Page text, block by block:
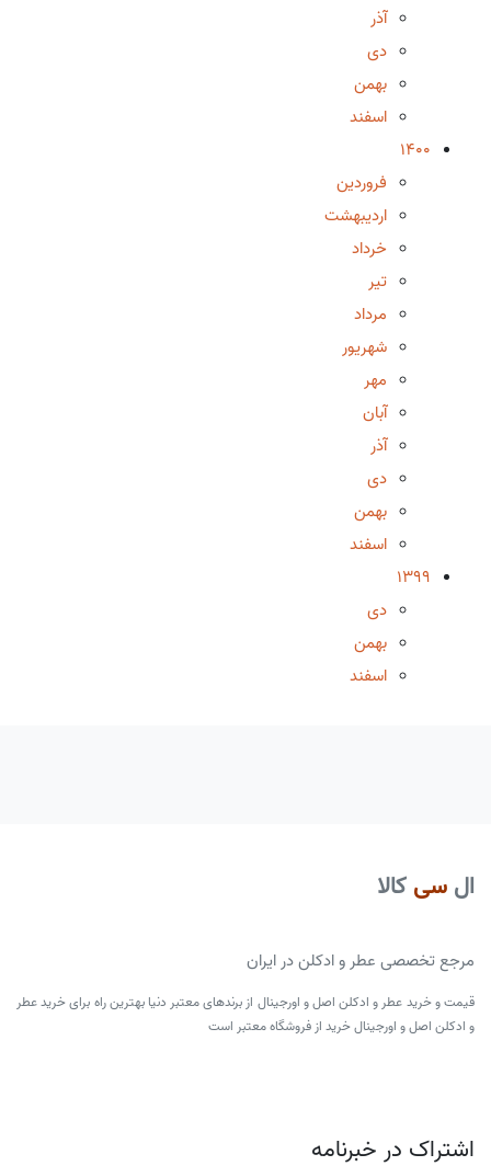
آذر
دی
بهمن
اسفند
1400
فروردین
اردیبهشت
خرداد
تیر
مرداد
شهریور
مهر
آبان
آذر
دی
بهمن
اسفند
1399
دی
بهمن
اسفند
ال سی کالا
مرجع تخصصی عطر و ادکلن در ایران
قیمت و خرید عطر و ادکلن اصل و اورجینال از برندهای معتبر دنیا بهترین راه برای خرید عطر
و ادکلن اصل و اورجینال خرید از فروشگاه معتبر است
اشتراک در خبرنامه